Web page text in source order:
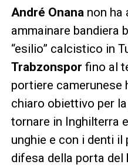
André Onana non ha
ammainare bandiera
“esilio” calcistico in
Trabzonspor fino al
portiere camerunese
chiaro obiettivo per
tornare in Inghilterra
unghie e con i denti
difesa della porta del